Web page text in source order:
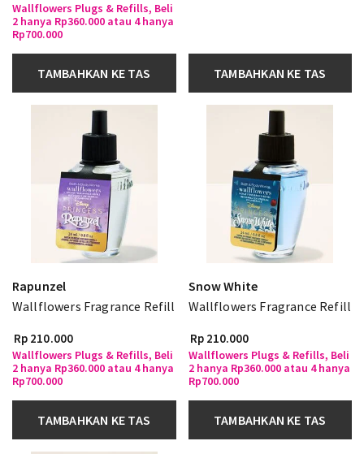
Wallflowers Plugs & Refills, Beli
2 hanya Rp360.000 atau 4 hanya
Rp700.000
TAMBAHKAN KE TAS TAMBAHKAN KE TAS
Rapunzel
Wallflowers Fragrance Refill
Rp 210.000
Wallflowers Plugs & Refills, Beli
2 hanya Rp360.000 atau 4 hanya
Rp700.000
TAMBAHKAN KE TAS
Snow White
Wallflowers Fragrance Refill
Rp 210.000
Wallflowers Plugs & Refills, Beli
2 hanya Rp360.000 atau 4 hanya
Rp700.000
TAMBAHKAN KE TAS